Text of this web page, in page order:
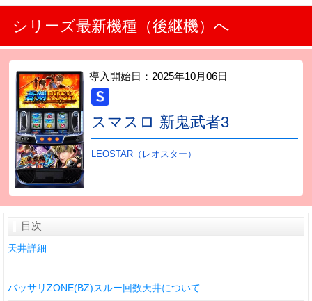
シリーズ最新機種（後継機）へ
導入開始日： 2025年10月06日
スマスロ 新鬼武者3
LEOSTAR（レオスター）
目次
天井詳細
バッサリZONE(BZ)スルー回数天井について